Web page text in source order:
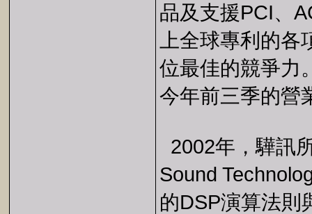
品及支援PCI、
上全球專利的
位最佳的競爭力
今年前三季的營
2002年，驊訊
Sound
的DSP演算法則